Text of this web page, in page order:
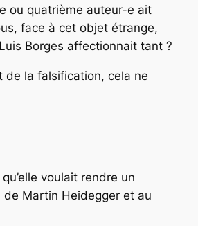
ou quatrième auteur-e ait
face à cet objet étrange,
Borges affectionnait tant ?
de la falsification, cela ne
qu’elle voulait rendre un
de Martin Heidegger et au